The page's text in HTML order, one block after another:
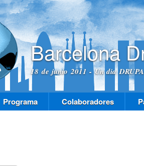
Barcelona
18 de junio 2011 - Un dia
Programa Colaboradores